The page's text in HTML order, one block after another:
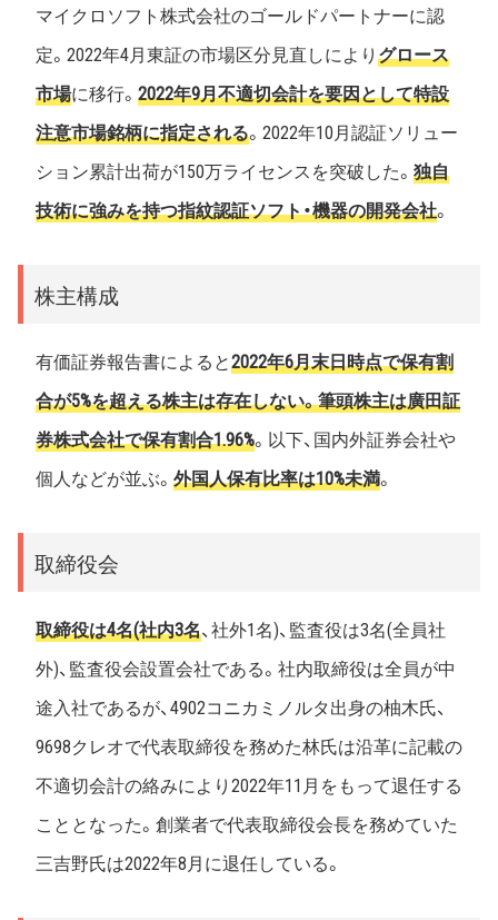
マイクロソフト株式会社のゴールドパートナーに認
定。2022年4月東証の市場区分見直しによりグロース
市場に移行。 2022年9月不適切会計を要因として特設
注意市場銘柄に指定される。2022年10月認証ソリュー
ション累計出荷が150万ライセンスを突破した。 独自
技術に強みを持つ指紋認証ソフト・機器の開発会社。
株主構成
有価証券報告書によると2022年6月末日時点で保有割
合が5%を超える株主は存在しない。筆頭株主は廣田証
券株式会社で保有割合1.96%。以下、国内外証券会社や
個人などが並ぶ。 外国人保有比率は10%未満。
取締役会
取締役は4名(社内3名、社外1名)、監査役は3名(全員社
外)、監査役会設置会社である。社内取締役は全員が中
途入社であるが、4902コニカミノルタ出身の柚木氏、
9698クレオで代表取締役を務めた林氏は沿革に記載の
不適切会計の絡みにより2022年11月をもって退任する
こととなった。創業者で代表取締役会長を務めていた
三吉野氏は2022年8月に退任している。